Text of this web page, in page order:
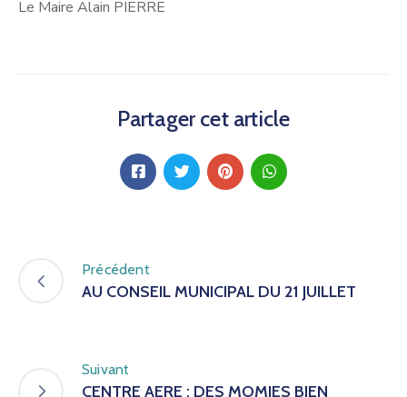
Le Maire Alain PIERRE
Partager cet article
Précédent
AU CONSEIL MUNICIPAL DU 21 JUILLET
Suivant
CENTRE AERE : DES MOMIES BIEN